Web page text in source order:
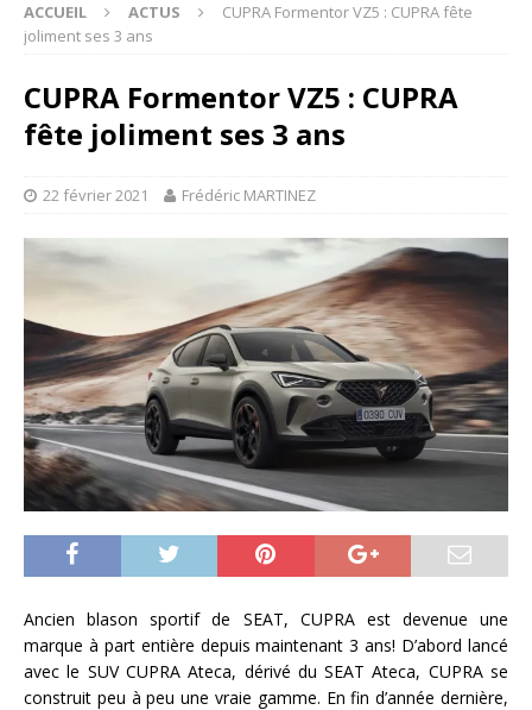
ACCUEIL ACTUS
CUPRA Formentor VZ5 : CUPRA fête
joliment ses 3 ans
CUPRA Formentor VZ5 : CUPRA
fête joliment ses 3 ans
22 février 2021 Frédéric MARTINEZ
Ancien blason sportif de SEAT, CUPRA est devenue une
marque à part entière depuis maintenant 3 ans! D’abord lancé
avec le SUV CUPRA Ateca, dérivé du SEAT Ateca, CUPRA se
construit peu à peu une vraie gamme. En fin d’année dernière,